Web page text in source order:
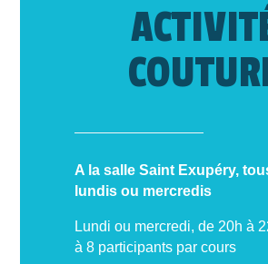
A la salle Saint Exupéry,
lundis ou mercredis
Lundi ou mercredi, de 20h à
à 8 participants par cours